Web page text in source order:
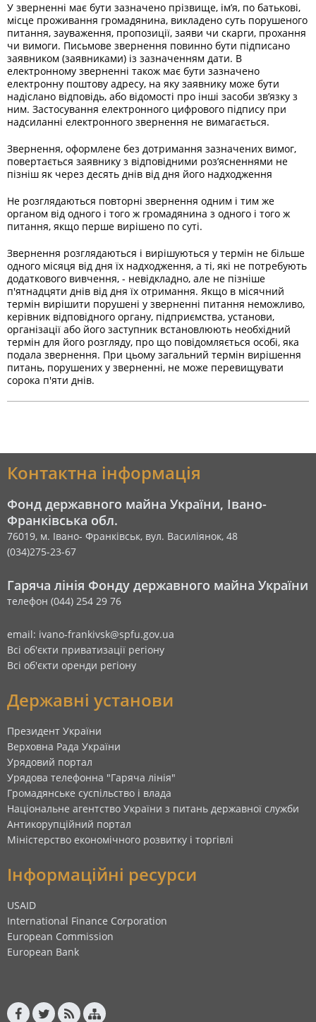
У зверненні має бути зазначено прізвище, ім’я, по батькові,
місце проживання громадянина, викладено суть порушеного
питання, зауваження, пропозиції, заяви чи скарги, прохання
чи вимоги. Письмове звернення повинно бути підписано
заявником (заявниками) із зазначенням дати. В
електронному зверненні також має бути зазначено
електронну поштову адресу, на яку заявнику може бути
надіслано відповідь, або відомості про інші засоби зв’язку з
ним. Застосування електронного цифрового підпису при
надсиланні електронного звернення не вимагається.
Звернення, оформлене без дотримання зазначених вимог,
повертається заявнику з відповідними роз’ясненнями не
пізніш як через десять днів від дня його надходження
Не розглядаються повторні звернення одним і тим же
органом від одного і того ж громадянина з одного і того ж
питання, якщо перше вирішено по суті.
Звернення розглядаються і вирішуються у термін не більше
одного місяця від дня їх надходження, а ті, які не потребують
додаткового вивчення, - невідкладно, але не пізніше
п'ятнадцяти днів від дня їх отримання. Якщо в місячний
термін вирішити порушені у зверненні питання неможливо,
керівник відповідного органу, підприємства, установи,
організації або його заступник встановлюють необхідний
термін для його розгляду, про що повідомляється особі, яка
подала звернення. При цьому загальний термін вирішення
питань, порушених у зверненні, не може перевищувати
сорока п'яти днів.
Контактна інформація
Фонд державного майна України, Івано-
Франківська обл.
76019, м. Івано- Франківськ, вул. Василіянок, 48
(034)275-23-67
Гаряча лінія Фонду державного майна України
телефон (044) 254 29 76
email: ivano-frankivsk@spfu.gov.ua
Всі об'єкти приватизації регіону
Всі об'єкти оренди регіону
Державні установи
Президент України
Верховна Рада України
Урядовий портал
Урядова телефонна "Гаряча лінія"
Громадянське суспільство і влада
Національне агентство України з питань державної служби
Антикорупційний портал
Міністерство економічного розвитку і торгівлі
Інформаційні ресурси
USAID
International Finance Corporation
European Commission
European Bank